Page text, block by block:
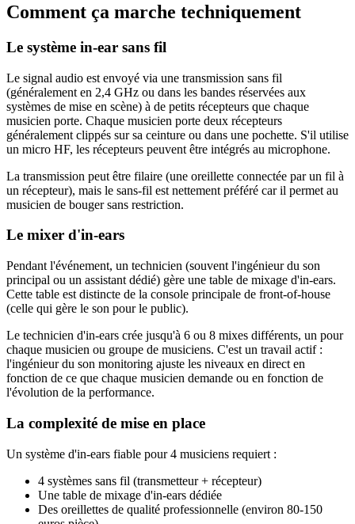
Comment ça marche techniquement
Le système in-ear sans fil
Le signal audio est envoyé via une transmission sans fil
(généralement en 2,4 GHz ou dans les bandes réservées aux
systèmes de mise en scène) à de petits récepteurs que chaque
musicien porte. Chaque musicien porte deux récepteurs
généralement clippés sur sa ceinture ou dans une pochette. S'il utilise
un micro HF, les récepteurs peuvent être intégrés au microphone.
La transmission peut être filaire (une oreillette connectée par un fil à
un récepteur), mais le sans-fil est nettement préféré car il permet au
musicien de bouger sans restriction.
Le mixer d'in-ears
Pendant l'événement, un technicien (souvent l'ingénieur du son
principal ou un assistant dédié) gère une table de mixage d'in-ears.
Cette table est distincte de la console principale de front-of-house
(celle qui gère le son pour le public).
Le technicien d'in-ears crée jusqu'à 6 ou 8 mixes différents, un pour
chaque musicien ou groupe de musiciens. C'est un travail actif :
l'ingénieur du son monitoring ajuste les niveaux en direct en
fonction de ce que chaque musicien demande ou en fonction de
l'évolution de la performance.
La complexité de mise en place
Un système d'in-ears fiable pour 4 musiciens requiert :
4 systèmes sans fil (transmetteur + récepteur)
Une table de mixage d'in-ears dédiée
Des oreillettes de qualité professionnelle (environ 80-150